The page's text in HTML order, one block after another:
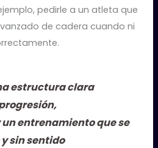
pedirle a un atleta que
de cadera cuando ni
estructura clara
entrenamiento que se
sin sentido